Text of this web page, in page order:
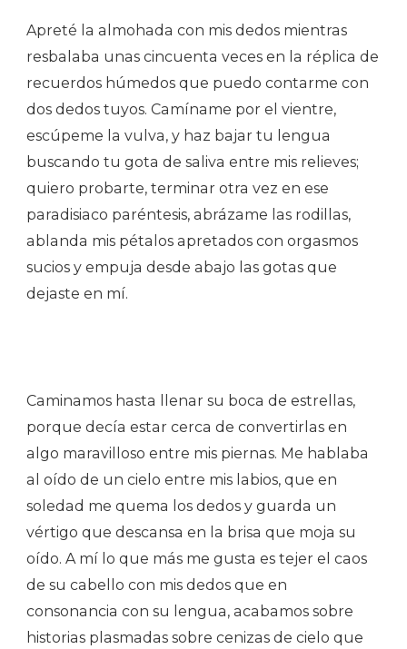
Apreté la almohada con mis dedos mientras
resbalaba unas cincuenta veces en la réplica de
recuerdos húmedos que puedo contarme con
dos dedos tuyos. Camíname por el vientre,
escúpeme la vulva, y haz bajar tu lengua
buscando tu gota de saliva entre mis relieves;
quiero probarte, terminar otra vez en ese
paradisiaco paréntesis, abrázame las rodillas,
ablanda mis pétalos apretados con orgasmos
sucios y empuja desde abajo las gotas que
dejaste en mí.
Caminamos hasta llenar su boca de estrellas,
porque decía estar cerca de convertirlas en
algo maravilloso entre mis piernas. Me hablaba
al oído de un cielo entre mis labios, que en
soledad me quema los dedos y guarda un
vértigo que descansa en la brisa que moja su
oído. A mí lo que más me gusta es tejer el caos
de su cabello con mis dedos que en
consonancia con su lengua, acabamos sobre
historias plasmadas sobre cenizas de cielo que